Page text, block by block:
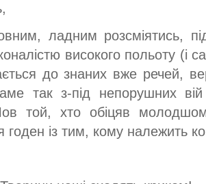
ладним розсміятись,
високого польоту (і
до знаних вже речей,
так з-під непорушних
той, хто обіцяв
годен із тим, кому належить